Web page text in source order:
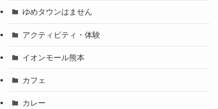
ゆめタウンはません
アクティビティ・体験
イオンモール熊本
カフェ
カレー